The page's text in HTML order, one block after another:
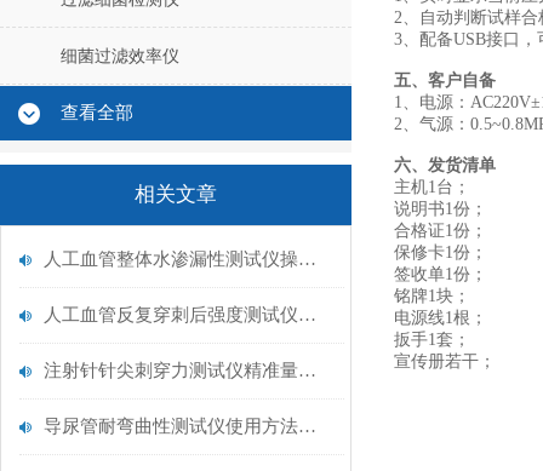
细菌过滤效率仪
查看全部
相关文章
人工血管整体水渗漏性测试仪操作中最容易出错的步骤
人工血管反复穿刺后强度测试仪是什么？透析患者的“生命管“质量靠它把关！
注射针针尖刺穿力测试仪精准量化针尖锋利度，构筑临床安全防线
导尿管耐弯曲性测试仪使用方法与操作规范
2、自动判断试样
3、配备USB接口
五、客户自备
1、电源：
2、气源：
六、发货清单
主机1台；
说明书1份；
合格证1份；
保修卡1份；
签收单1份；
铭牌1块；
电源线1根；
扳手1套；
宣传册若干；